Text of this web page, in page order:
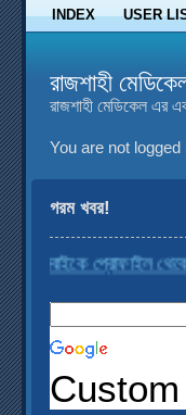
INDEX USER
রাজশাহী
রাজশাহী মেডিকেল এর
You are not logged
গরম খবর!
প্রোফাইল থেকে